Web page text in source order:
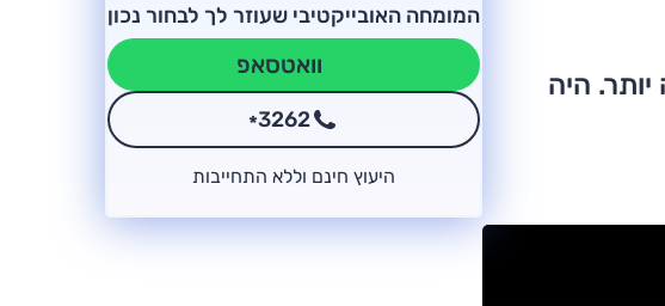
היה
המומחה האובייקטיבי שעוזר לך לבחור נכון
וואטסאפ
*3262
היעוץ חינם וללא התחייבות